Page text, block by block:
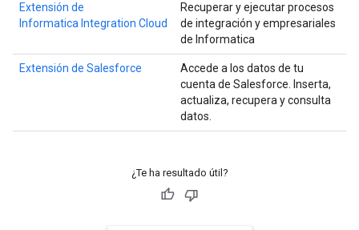
Extensión de
Informatica Integration Cloud
Recuperar y ejecutar procesos
de integración y empresariales
de Informatica
Extensión de Salesforce
Accede a los datos de tu
cuenta de Salesforce. Inserta,
actualiza, recupera y consulta
datos.
¿Te ha resultado útil?